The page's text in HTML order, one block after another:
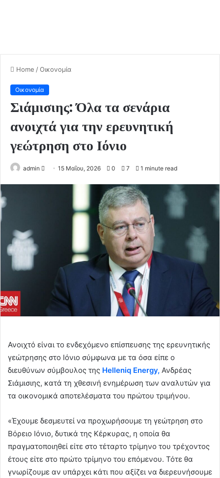
Home /Οικονομία
Οικονομία
Σιάμισιης: Όλα τα σενάρια
ανοιχτά για την ερευνητική
γεώτρηση στο Ιόνιο
admin 15 Μαΐου, 2026 0 7 1 minute read
Ανοιχτό είναι το ενδεχόμενο επίσπευσης της ερευνητικής
γεώτρησης στο Ιόνιο σύμφωνα με τα όσα είπε ο
διευθύνων σύμβουλος της Helleniq Energy, Ανδρέας
Σιάμισιης, κατά τη χθεσινή ενημέρωση των αναλυτών για
τα οικονομικά αποτελέσματα του πρώτου τριμήνου.
«Έχουμε δεσμευτεί να προχωρήσουμε τη γεώτρηση στο
Βόρειο Ιόνιο, δυτικά της Κέρκυρας, η οποία θα
πραγματοποιηθεί είτε στο τέταρτο τρίμηνο του τρέχοντος
έτους είτε στο πρώτο τρίμηνο του επόμενου. Τότε θα
γνωρίζουμε αν υπάρχει κάτι που αξίζει να διερευνήσουμε